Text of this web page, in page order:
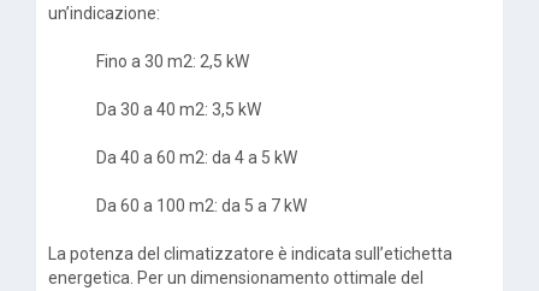
un’indicazione:
Fino a 30 m2: 2,5 kW
Da 30 a 40 m2: 3,5 kW
Da 40 a 60 m2: da 4 a 5 kW
Da 60 a 100 m2: da 5 a 7 kW
La potenza del climatizzatore è indicata sull’etichetta
energetica. Per un dimensionamento ottimale del